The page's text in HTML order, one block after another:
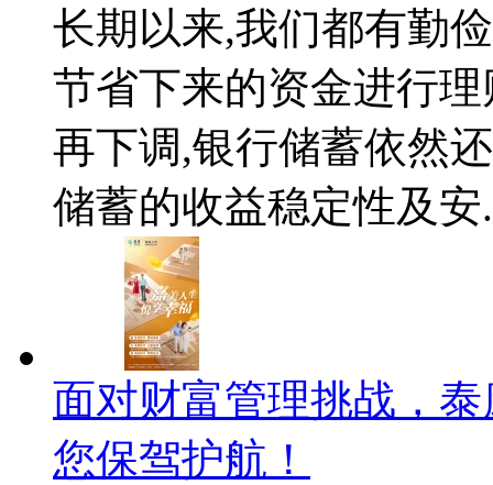
长期以来,我们都有勤
节省下来的资金进行
再下调,银行储蓄依然
储蓄的收益稳定性及安
面对财富管理挑战，
您保驾护航！